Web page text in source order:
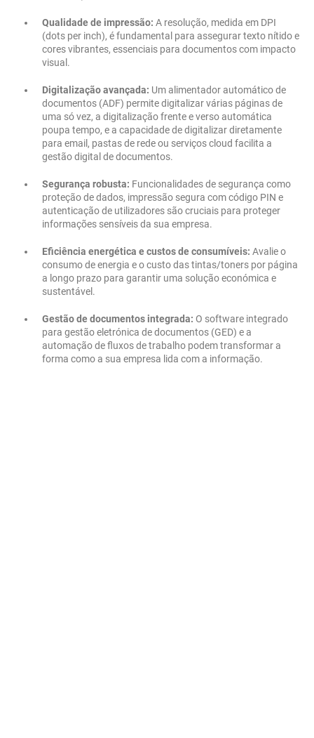
Qualidade de impressão: A resolução, medida em DPI
(dots per inch), é fundamental para assegurar texto nítido e
cores vibrantes, essenciais para documentos com impacto
visual.
Digitalização avançada: Um alimentador automático de
documentos (ADF) permite digitalizar várias páginas de
uma só vez, a digitalização frente e verso automática
poupa tempo, e a capacidade de digitalizar diretamente
para email, pastas de rede ou serviços cloud facilita a
gestão digital de documentos.
Segurança robusta: Funcionalidades de segurança como
proteção de dados, impressão segura com código PIN e
autenticação de utilizadores são cruciais para proteger
informações sensíveis da sua empresa.
Eficiência energética e custos de consumíveis: Avalie o
consumo de energia e o custo das tintas/toners por página
a longo prazo para garantir uma solução económica e
sustentável.
Gestão de documentos integrada: O software integrado
para gestão eletrónica de documentos (GED) e a
automação de fluxos de trabalho podem transformar a
forma como a sua empresa lida com a informação.